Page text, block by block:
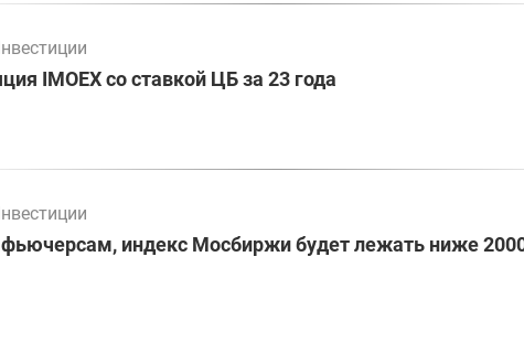
IMOEX со ставкой ЦБ за 23 года
индекс Мосбиржи будет лежать ниже